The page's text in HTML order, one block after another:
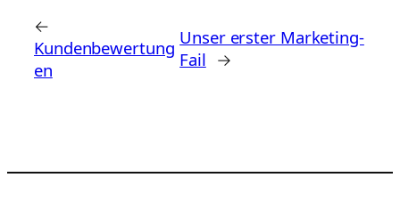
←
Kundenbewertung
en
Unser erster Marketing-
Fail →